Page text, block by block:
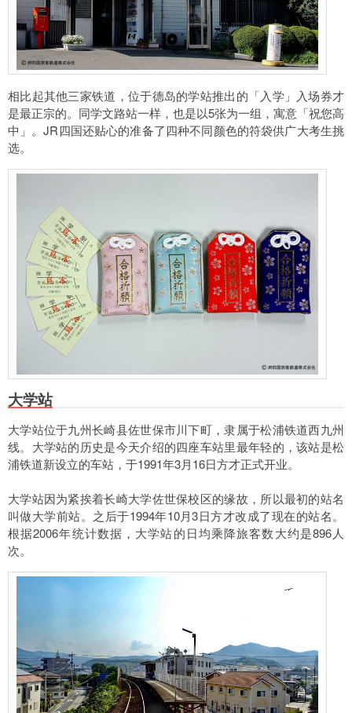
相比起其他三家铁道，位于德岛的学站推出的「入学」入场券才
是最正宗的。同学文路站一样，也是以5张为一组，寓意「祝您高
中」。JR四国还贴心的准备了四种不同颜色的符袋供广大考生挑
选。
大学站
大学站位于九州长崎县佐世保市川下町，隶属于松浦铁道西九州
线。大学站的历史是今天介绍的四座车站里最年轻的，该站是松
浦铁道新设立的车站，于1991年3月16日方才正式开业。
大学站因为紧挨着长崎大学佐世保校区的缘故，所以最初的站名
叫做大学前站。之后于1994年10月3日方才改成了现在的站名。
根据2006年统计数据，大学站的日均乘降旅客数大约是896人
次。